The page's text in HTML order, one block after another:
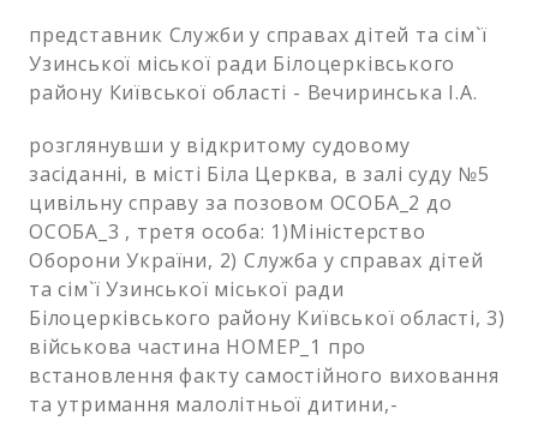
представник Служби у справах дітей та сім`ї
Узинської міської ради Білоцерківського
району Київської області - Вечиринська І.А.
розглянувши у відкритому судовому
засіданні, в місті Біла Церква, в залі суду №5
цивільну справу за позовом ОСОБА_2 до
ОСОБА_3 , третя особа: 1)Міністерство
Оборони України, 2) Служба у справах дітей
та сім`ї Узинської міської ради
Білоцерківського району Київської області, 3)
військова частина НОМЕР_1 про
встановлення факту самостійного виховання
та утримання малолітньої дитини,-